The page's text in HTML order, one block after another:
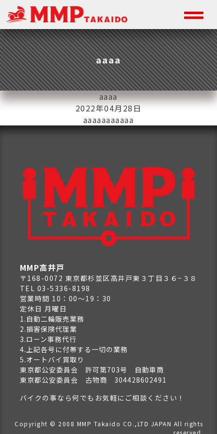
aaaa
aaaa
2022年04月28日
aaaaaaaaaaa
MMP高井戸
〒168-0072 東京都杉並区高井戸東３丁目３６−３８
TEL 03-5336-8198
営業時間 10：00～19：30
定休日 月曜日
1.自動二輪販売業務
2.損害保険代理業
3.ローン事務代行
4.上記各号に付帯する一切の業務
5.オートバイ買取り
東京都公安委員会 許可第703号 自動車商
東京都公安委員会 古物商 304428602491
バイクの事なら何でもお気軽にご相談ください！
Copyright © 2008 MMP Takaido CO.,LTD JAPAN All rights
reserved.